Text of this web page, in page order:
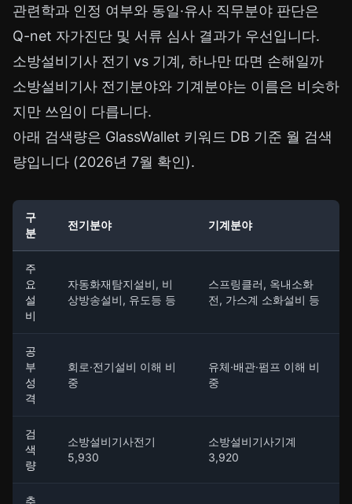
관련학과 인정 여부와 동일·유사 직무분야 판단은
Q-net 자가진단 및 서류 심사 결과가 우선입니다.
소방설비기사 전기 vs 기계, 하나만 따면 손해일까
소방설비기사 전기분야와 기계분야는 이름은 비슷하
지만 쓰임이 다릅니다.
아래 검색량은 GlassWallet 키워드 DB 기준 월 검색
량입니다 (2026년 7월 확인).
구
분
전기분야 기계분야
주
요
설
비
자동화재탐지설비, 비
상방송설비, 유도등 등
스프링클러, 옥내소화
전, 가스계 소화설비 등
공
부
성
격
회로·전기설비 이해 비
중
유체·배관·펌프 이해 비
중
검
색
량
소방설비기사전기
5,930
소방설비기사기계
3,920
추